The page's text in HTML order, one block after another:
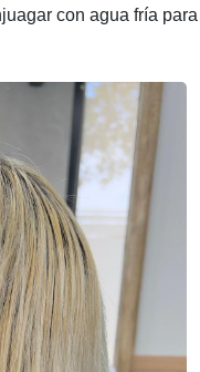
con agua fría para